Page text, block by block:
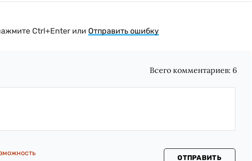
Ctrl+Enter или Отправить ошибку
Всего комментариев: 6
ОТПРАВИТЬ